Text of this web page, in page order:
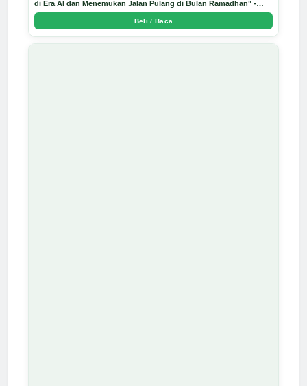
di Era AI dan Menemukan Jalan Pulang di Bulan Ramadhan" -
Arda Dinata
Beli / Baca